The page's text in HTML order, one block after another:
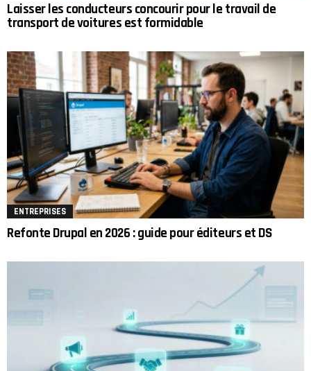
Laisser les conducteurs concourir pour le travail de
transport de voitures est formidable
ENTREPRISES
Refonte Drupal en 2026 : guide pour éditeurs et DS